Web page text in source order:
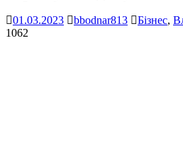
01.03.2023 bbodnar813 Бізнес,
1062